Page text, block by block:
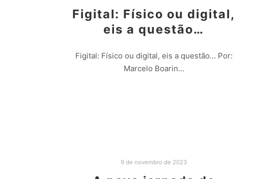
Figital: Físico ou digital,
eis a questão…
Figital: Físico ou digital, eis a questão… Por:
Marcelo Boarin…
9 de novembro de 2023